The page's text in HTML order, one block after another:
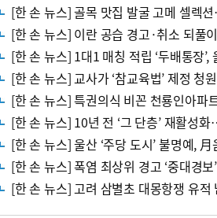
[한 손 뉴스] 골목 맛집 발굴 고메 셀렉
[한 손 뉴스] 이란 공습 경고·취소 되풀
[한 손 뉴스] 1대1 매칭 적립 ‘두배통장
[한 손 뉴스] 교사가 ‘참교육법’ 제정
[한 손 뉴스] 특권의식 비꼰 천룡인아파
[한 손 뉴스] 10년 전 ‘그 단층’ 재활성
[한 손 뉴스] 울산 ‘주당 도시’ 불명예,
[한 손 뉴스] 폭염 최상위 경고 ‘중대경
[한 손 뉴스] 고려 삼별초 대몽항쟁 유